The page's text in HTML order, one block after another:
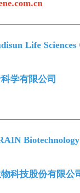
Life
学有限公司
科技股份有限公